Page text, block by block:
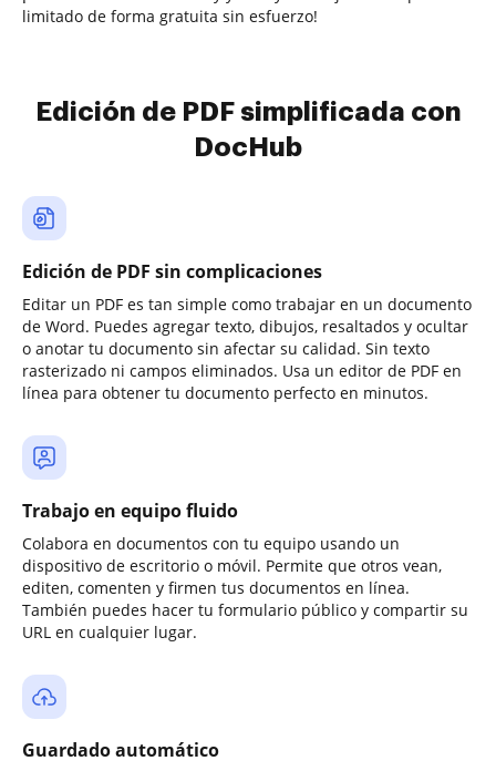
limitado de forma gratuita sin esfuerzo!
Edición de PDF simplificada con
DocHub
Edición de PDF sin complicaciones
Editar un PDF es tan simple como trabajar en un documento
de Word. Puedes agregar texto, dibujos, resaltados y ocultar
o anotar tu documento sin afectar su calidad. Sin texto
rasterizado ni campos eliminados. Usa un editor de PDF en
línea para obtener tu documento perfecto en minutos.
Trabajo en equipo fluido
Colabora en documentos con tu equipo usando un
dispositivo de escritorio o móvil. Permite que otros vean,
editen, comenten y firmen tus documentos en línea.
También puedes hacer tu formulario público y compartir su
URL en cualquier lugar.
Guardado automático